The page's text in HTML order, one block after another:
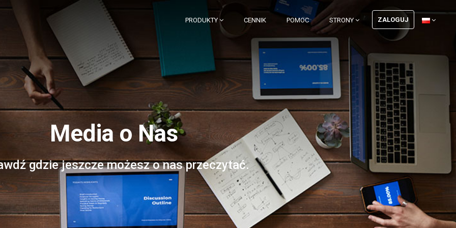
PRODUKTY CENNIK POMOC STRONY ZALOGUJ
Media o Nas
gdzie jeszcze możesz o nas przeczytać.